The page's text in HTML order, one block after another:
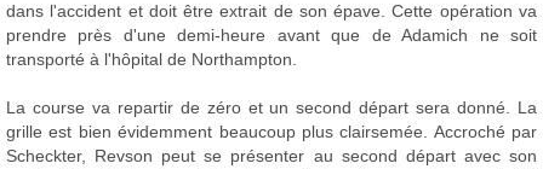
dans l'accident et doit être extrait de son épave. Cette opération va
prendre près d'une demi-heure avant que de Adamich ne soit
transporté à l'hôpital de Northampton.
La course va repartir de zéro et un second départ sera donné. La
grille est bien évidemment beaucoup plus clairsemée. Accroché par
Scheckter, Revson peut se présenter au second départ avec son